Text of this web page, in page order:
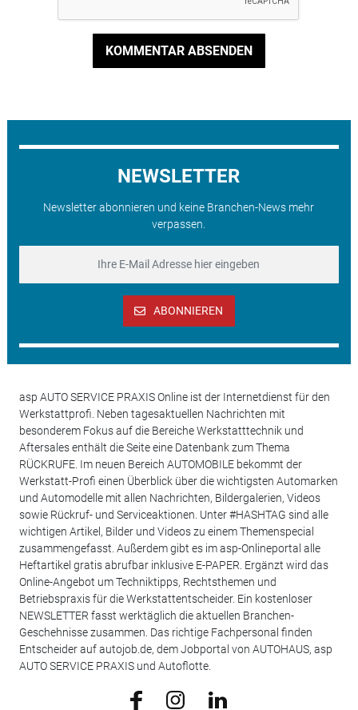
KOMMENTAR ABSENDEN
NEWSLETTER
Newsletter abonnieren und keine Branchen-News mehr
verpassen.
ABONNIEREN
asp AUTO SERVICE PRAXIS Online ist der Internetdienst für den
Werkstattprofi. Neben tagesaktuellen Nachrichten mit
besonderem Fokus auf die Bereiche Werkstatttechnik und
Aftersales enthält die Seite eine Datenbank zum Thema
RÜCKRUFE. Im neuen Bereich AUTOMOBILE bekommt der
Werkstatt-Profi einen Überblick über die wichtigsten Automarken
und Automodelle mit allen Nachrichten, Bildergalerien, Videos
sowie Rückruf- und Serviceaktionen. Unter #HASHTAG sind alle
wichtigen Artikel, Bilder und Videos zu einem Themenspecial
zusammengefasst. Außerdem gibt es im asp-Onlineportal alle
Heftartikel gratis abrufbar inklusive E-PAPER. Ergänzt wird das
Online-Angebot um Techniktipps, Rechtsthemen und
Betriebspraxis für die Werkstattentscheider. Ein kostenloser
NEWSLETTER fasst werktäglich die aktuellen Branchen-
Geschehnisse zusammen. Das richtige Fachpersonal finden
Entscheider auf autojob.de, dem Jobportal von AUTOHAUS, asp
AUTO SERVICE PRAXIS und Autoflotte.